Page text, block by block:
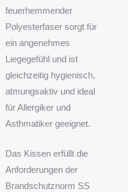
feuerhemmender
Polyesterfaser sorgt für
ein angenehmes
Liegegefühl und ist
gleichzeitig hygienisch,
atmungsaktiv und ideal
für Allergiker und
Asthmatiker geeignet.
Das Kissen erfüllt die
Anforderungen der
Brandschutznorm SS